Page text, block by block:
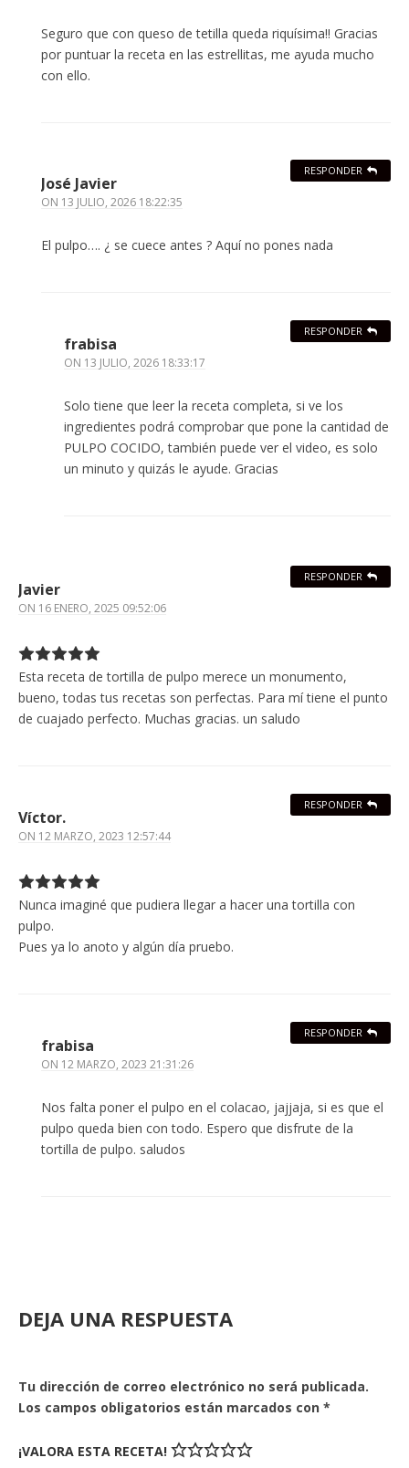
Seguro que con queso de tetilla queda riquísima!! Gracias
por puntuar la receta en las estrellitas, me ayuda mucho
con ello.
José Javier
ON 13 JULIO, 2026 18:22:35
El pulpo…. ¿ se cuece antes ? Aquí no pones nada
RESPONDER
frabisa
ON 13 JULIO, 2026 18:33:17
Solo tiene que leer la receta completa, si ve los
ingredientes podrá comprobar que pone la cantidad de
PULPO COCIDO, también puede ver el video, es solo
un minuto y quizás le ayude. Gracias
RESPONDER
Javier
ON 16 ENERO, 2025 09:52:06
Esta receta de tortilla de pulpo merece un monumento,
bueno, todas tus recetas son perfectas. Para mí tiene el punto
de cuajado perfecto. Muchas gracias. un saludo
RESPONDER
Víctor.
ON 12 MARZO, 2023 12:57:44
Nunca imaginé que pudiera llegar a hacer una tortilla con
pulpo.
Pues ya lo anoto y algún día pruebo.
RESPONDER
frabisa
ON 12 MARZO, 2023 21:31:26
Nos falta poner el pulpo en el colacao, jajjaja, si es que el
pulpo queda bien con todo. Espero que disfrute de la
tortilla de pulpo. saludos
RESPONDER
DEJA UNA RESPUESTA
Tu dirección de correo electrónico no será publicada.
Los campos obligatorios están marcados con *
¡VALORA ESTA RECETA!